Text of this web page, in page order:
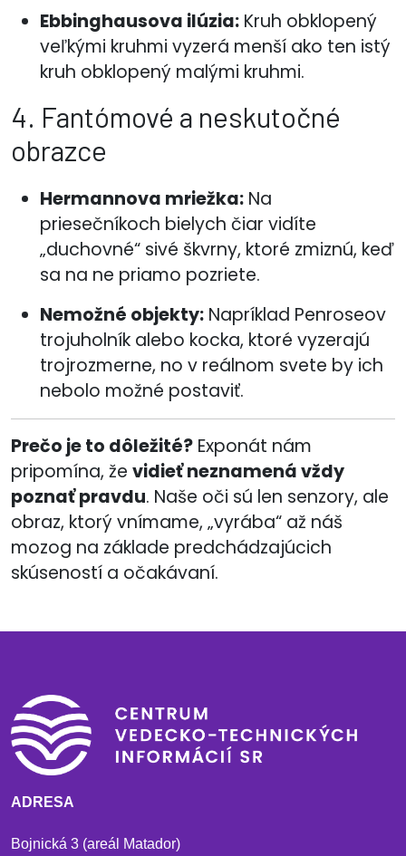
Ebbinghausova ilúzia: Kruh obklopený
veľkými kruhmi vyzerá menší ako ten istý
kruh obklopený malými kruhmi.
4. Fantómové a neskutočné
obrazce
Hermannova mriežka: Na
priesečníkoch bielych čiar vidíte
„duchovné“ sivé škvrny, ktoré zmiznú, keď
sa na ne priamo pozriete.
Nemožné objekty: Napríklad Penroseov
trojuholník alebo kocka, ktoré vyzerajú
trojrozmerne, no v reálnom svete by ich
nebolo možné postaviť.
Prečo je to dôležité? Exponát nám
pripomína, že vidieť neznamená vždy
poznať pravdu. Naše oči sú len senzory, ale
obraz, ktorý vnímame, „vyrába“ až náš
mozog na základe predchádzajúcich
skúseností a očakávaní.
ADRESA
Bojnická 3 (areál Matador)